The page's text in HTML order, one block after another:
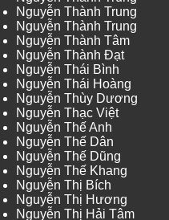
Nguyễn Thành Trung
Nguyễn Thành Trung
Nguyễn Thành Tâm
Nguyễn Thành Đạt
Nguyễn Thái Bình
Nguyễn Thái Hoàng
Nguyễn Thùy Dương
Nguyễn Thạc Việt
Nguyễn Thế Anh
Nguyễn Thế Dân
Nguyễn Thế Dũng
Nguyễn Thế Khang
Nguyễn Thị Bích
Nguyễn Thị Hương
Nguyễn Thị Hải Tâm